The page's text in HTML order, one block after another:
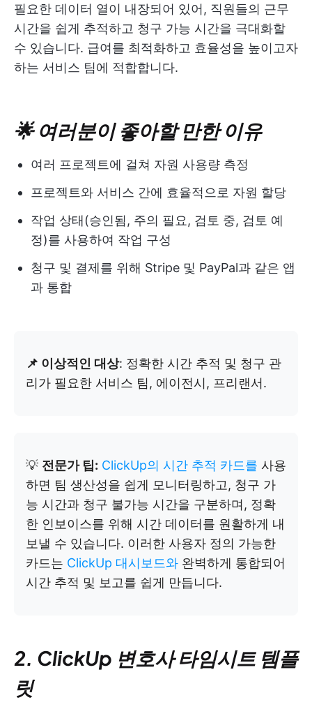
필요한 데이터 열이 내장되어 있어, 직원들의 근무
시간을 쉽게 추적하고 청구 가능 시간을 극대화할
수 있습니다. 급여를 최적화하고 효율성을 높이고자
하는 서비스 팀에 적합합니다.
🌟 여러분이 좋아할 만한 이유
여러 프로젝트에 걸쳐 자원 사용량 측정
프로젝트와 서비스 간에 효율적으로 자원 할당
작업 상태(승인됨, 주의 필요, 검토 중, 검토 예
정)를 사용하여 작업 구성
청구 및 결제를 위해 Stripe 및 PayPal과 같은 앱
과 통합
📌 이상적인 대상: 정확한 시간 추적 및 청구 관
리가 필요한 서비스 팀, 에이전시, 프리랜서.
💡 전문가 팁: ClickUp의 시간 추적 카드를 사용
하면 팀 생산성을 쉽게 모니터링하고, 청구 가
능 시간과 청구 불가능 시간을 구분하며, 정확
한 인보이스를 위해 시간 데이터를 원활하게 내
보낼 수 있습니다. 이러한 사용자 정의 가능한
카드는 ClickUp 대시보드와 완벽하게 통합되어
시간 추적 및 보고를 쉽게 만듭니다.
2. ClickUp 변호사 타임시트 템플
릿